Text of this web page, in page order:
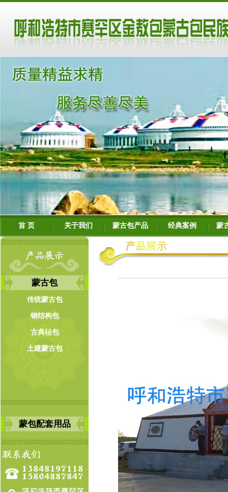
首 页 关于我们 蒙古包产品 经典案例 蒙
蒙古包
传统蒙古包
钢结构包
古典毡包
土建蒙古包
蒙包配套用品